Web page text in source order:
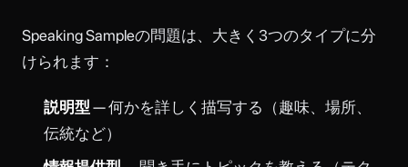
Speaking Sampleの問題は、大きく3つのタイプに分
けられます：
説明型 — 何かを詳しく描写する（趣味、場所、
伝統など）